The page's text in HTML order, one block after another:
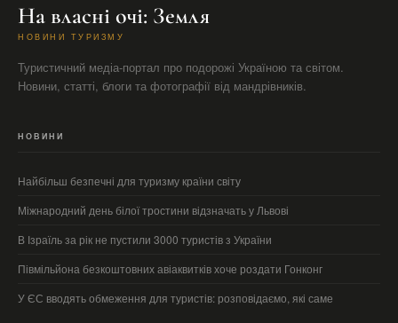
На власні очі: Земля
НОВИНИ ТУРИЗМУ
Туристичний медіа-портал про подорожі Україною та світом.
Новини, статті, блоги та фотографії від мандрівників.
НОВИНИ
Найбільш безпечні для туризму країни світу
Міжнародний день білої тростини відзначать у Львові
В Ізраїль за рік не пустили 3000 туристів з України
Півмільйона безкоштовних авіаквитків хоче роздати Гонконг
У ЄС вводять обмеження для туристів: розповідаємо, які саме